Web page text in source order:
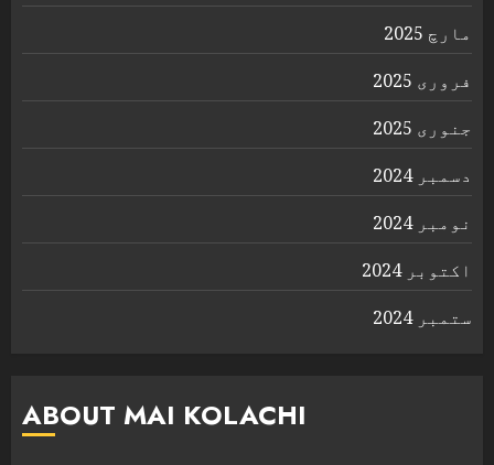
مارچ 2025
فروری 2025
جنوری 2025
دسمبر 2024
نومبر 2024
اکتوبر 2024
ستمبر 2024
ABOUT MAI KOLACHI